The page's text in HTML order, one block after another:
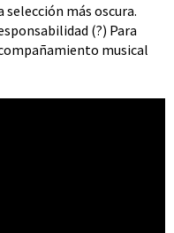
más oscura.
(?) Para
musical